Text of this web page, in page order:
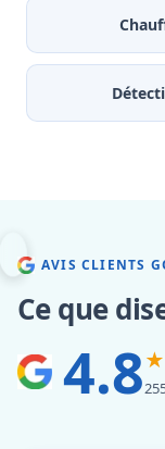
AVIS CLIENTS
Ce que
4.8